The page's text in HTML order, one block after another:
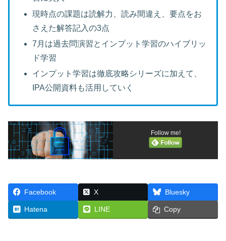
現時点の課題は読解力、読み間違え、要点をお
さえた解答記入の3点
7月は過去問演習とインプット学習のハイブリッ
ド学習
インプット学習は徹底攻略シリーズに加えて、
IPA公開資料も活用していく
Follow me!
Facebook X Bluesky
Hatena LINE Copy